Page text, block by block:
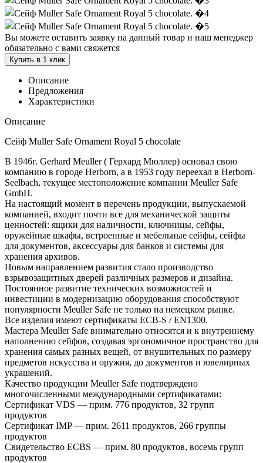
Вы можете оставить заявку на данный товар и наш менеджер
обязательно с вами свяжется
Купить в 1 клик
Описание
Предложения
Характеристики
Описание
Сейф Muller Safe Ornament Royal 5 chocolate
В 1946г. Gerhard Meuller ( Герхард Мюллер) основал свою
компанию в городе Herborn, а в 1953 году переехал в Herborn-
Seelbach, текущее местоположение компании Meuller Safe
GmbH.
На настоящий момент в перечень продукции, выпускаемой
компанией, входит почти все для механической защиты
ценностей: ящики для наличности, ключницы, сейфы,
оружейные шкафы, встроенные и мебельные сейфы, сейфы
для документов, аксессуары для банков и системы для
хранения архивов.
Новым направлением развития стало производство
взрывозащитных дверей различных размеров и дизайна.
Постоянное развитие технических возможностей и
инвестиции в модернизацию оборудования способствуют
популярности Meuller Safe не только на немецком рынке.
Все изделия имеют сертификаты ECB-S / EN1300.
Мастера Meuller Safe внимательно относятся и к внутреннему
наполнению сейфов, создавая эргономичное пространство для
хранения самых разных вещей, от внушительных по размеру
предметов искусства и оружия, до документов и ювелирных
украшений.
Качество продукции Meuller Safe подтверждено
многочисленными международными сертификатами:
Сертификат VDS — прим. 776 продуктов, 32 групп
продуктов
Сертификат IMP — прим. 2611 продуктов, 266 группы
продуктов
Свидетельство ECBS — прим. 80 продуктов, восемь групп
продуктов